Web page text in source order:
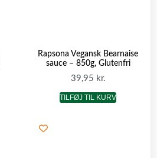
Rapsona Vegansk Bearnaise
sauce – 850g, Glutenfri
39,95 kr.
TILFØJ TIL KURV